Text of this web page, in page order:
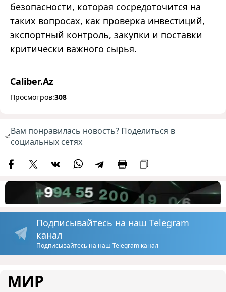
безопасности, которая сосредоточится на
таких вопросах, как проверка инвестиций,
экспортный контроль, закупки и поставки
критически важного сырья.
Caliber.Az
Просмотров:308
Вам понравилась новость? Поделиться в
социальных сетях
Подписывайтесь на наш Telegram
канал
Подписывайтесь на наш Telegram канал
МИР